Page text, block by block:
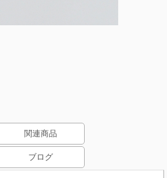
関連商品
ブログ